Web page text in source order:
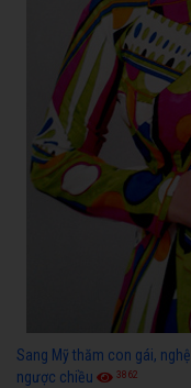
Sang Mỹ thăm con gái,
ngược chiều
3862